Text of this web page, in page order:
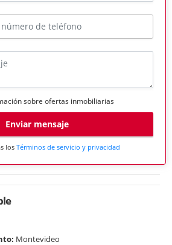
sobre ofertas inmobiliarias
Enviar mensaje
los Términos de servicio y privacidad
Montevideo